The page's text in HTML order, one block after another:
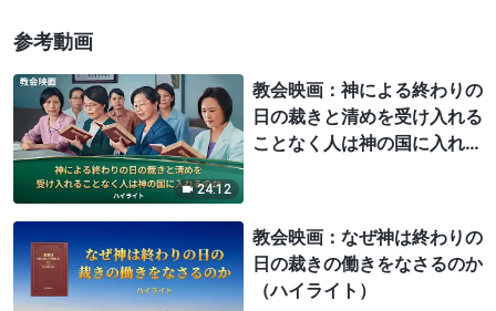
るわたしの働きは、各時代の性質によって異なるが、それぞれ
の段階においてこ…
参考動画
24:12
教会映画：神による終わりの
日の裁きと清めを受け入れる
ことなく人は神の国に入れる
教会映画：なぜ神は終わりの
日の裁きの働きをなさるのか
（ハイライト）